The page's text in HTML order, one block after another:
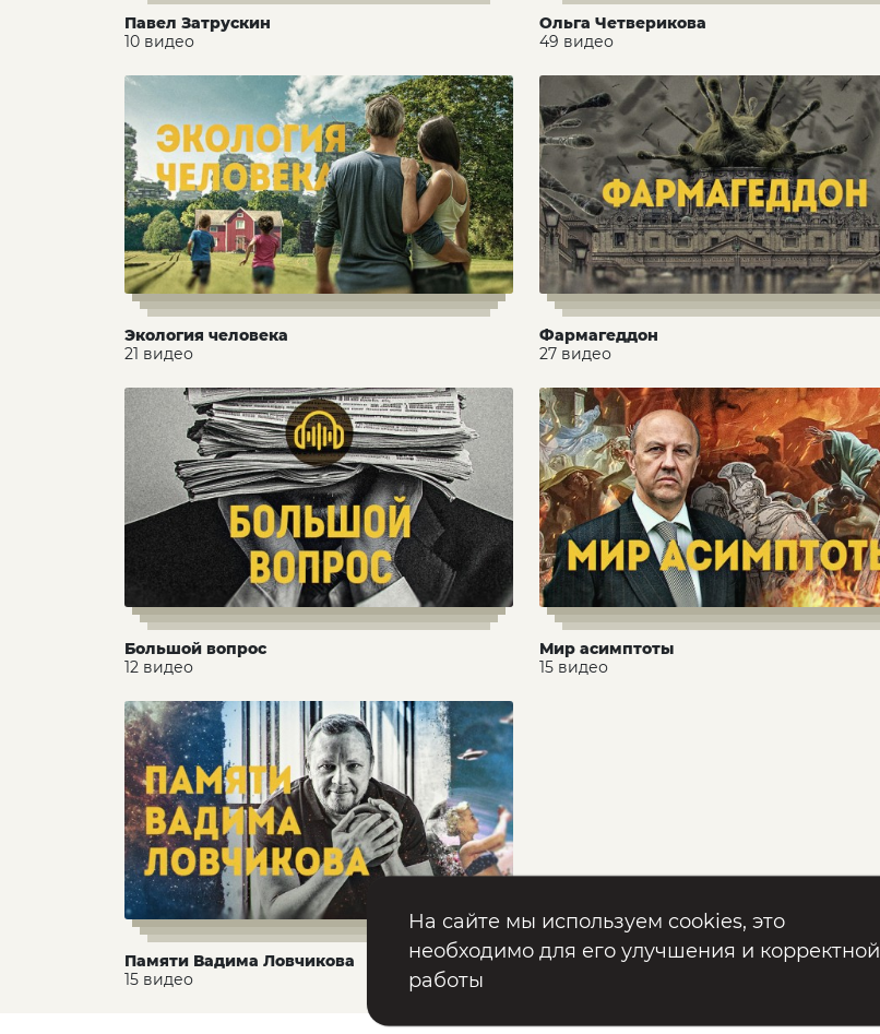
Павел Затрускин
10 видео
Ольга Четверикова
49 видео
Экология человека
21 видео
Фармагеддон
27 видео
Большой вопрос
12 видео
Мир асимптоты
15 видео
Памяти Вадима Ловчикова
15 видео
На сайте мы используем cookies, это
необходимо для его улучшения и корректной
работы